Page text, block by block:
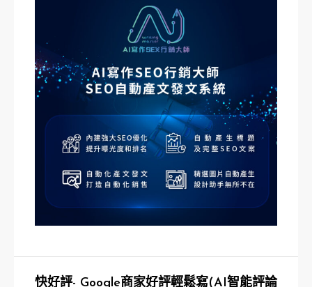
快好評- Google商家好評輕鬆寫(AI智能評論